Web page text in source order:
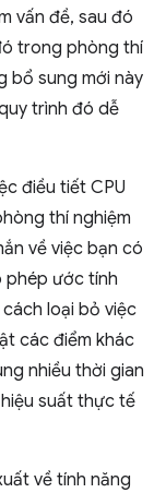
vấn đề, sau đó
trong phòng thí
bổ sung mới này
trình đó dễ
điều tiết CPU
thí nghiệm
về việc bạn có
phép ước tính
loại bỏ việc
các điểm khác
nhiều thời gian
suất thực tế
về tính năng